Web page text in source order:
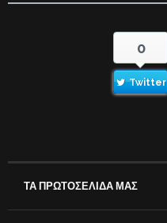
0
Twitter
ΤΑ ΠΡΩΤΟΣΕΛΙΔΑ ΜΑΣ